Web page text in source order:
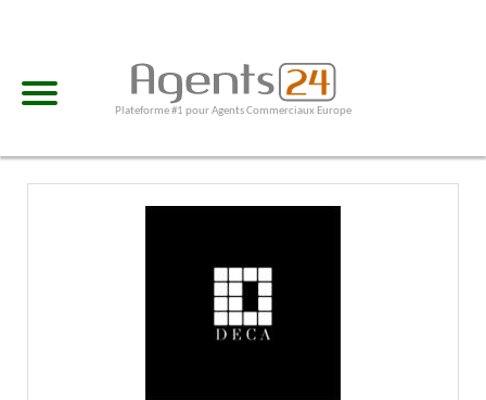
Plateforme #1 pour Agents Commerciaux Europe